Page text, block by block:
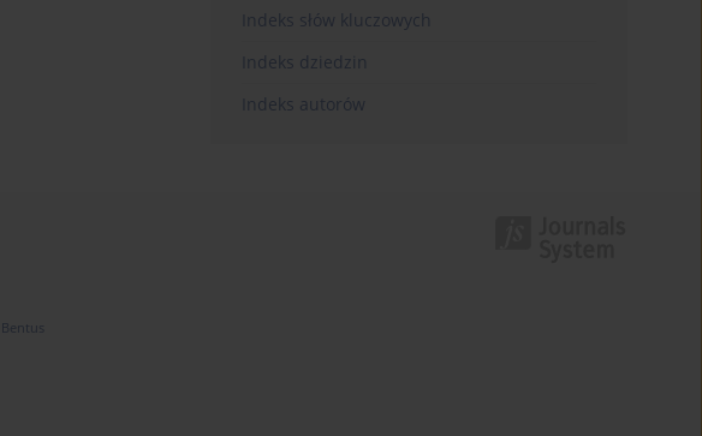
Indeks słów kluczowych
Indeks dziedzin
Indeks autorów
Bentus